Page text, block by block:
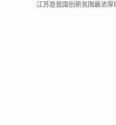
江苏是我国创新氛围最浓厚